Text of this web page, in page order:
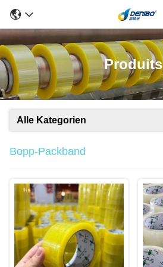
Produits
Alle Kategorien
Bopp-Packband